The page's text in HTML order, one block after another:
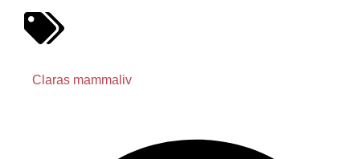
Claras mammaliv